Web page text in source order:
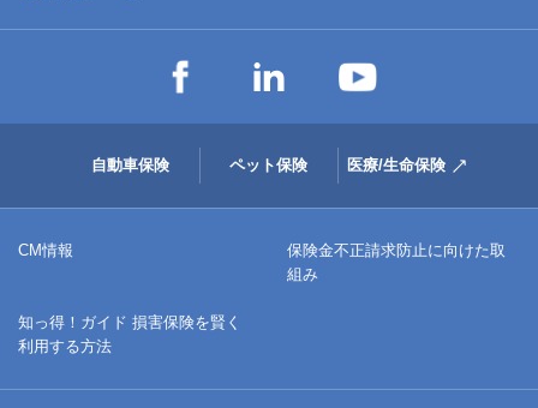
自動車保険 ペット保険 医療/生命保険
CM情報
保険金不正請求防止に向けた取
組み
知っ得！ガイド 損害保険を賢く
利用する方法